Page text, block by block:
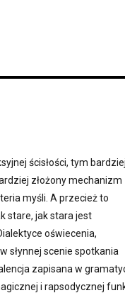
ścisłości, tym
złożony mechanizm
myśli. A przecież to
stare, jak stara jest
oświecenia,
słynnej scenie spotkania
zapisana w
i rapsodycznej